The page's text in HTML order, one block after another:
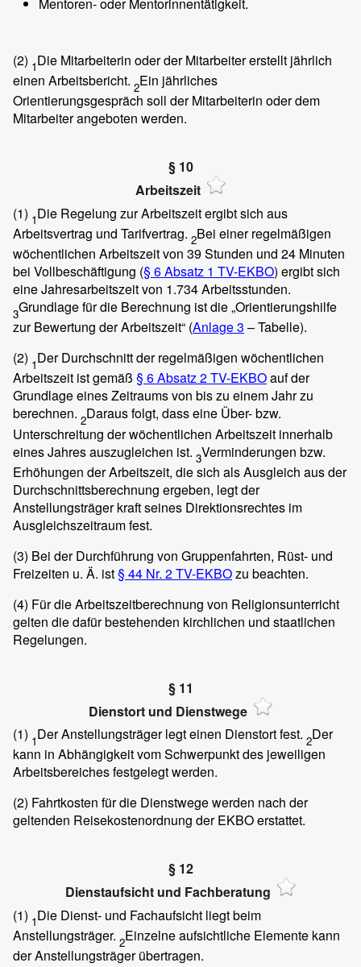
(2) 1Die Mitarbeiterin oder der Mitarbeiter erstellt jährlich
einen Arbeitsbericht. 2Ein jährliches
Orientierungsgespräch soll der Mitarbeiterin oder dem
Mitarbeiter angeboten werden.
§ 10
Arbeitszeit
(1) 1Die Regelung zur Arbeitszeit ergibt sich aus
Arbeitsvertrag und Tarifvertrag. 2Bei einer regelmäßigen
wöchentlichen Arbeitszeit von 39 Stunden und 24 Minuten
bei Vollbeschäftigung (§ 6 Absatz 1 TV-EKBO) ergibt sich
eine Jahresarbeitszeit von 1.734 Arbeitsstunden.
3Grundlage für die Berechnung ist die „Orientierungshilfe
zur Bewertung der Arbeitszeit“ (Anlage 3 – Tabelle).
(2) 1Der Durchschnitt der regelmäßigen wöchentlichen
Arbeitszeit ist gemäß § 6 Absatz 2 TV-EKBOauf der
Grundlage eines Zeitraums von bis zu einem Jahr zu
berechnen. 2Daraus folgt, dass eine Über- bzw.
Unterschreitung der wöchentlichen Arbeitszeit innerhalb
eines Jahres auszugleichen ist. 3Verminderungen bzw.
Erhöhungen der Arbeitszeit, die sich als Ausgleich aus der
Durchschnittsberechnung ergeben, legt der
Anstellungsträger kraft seines Direktionsrechtes im
Ausgleichszeitraum fest.
(3) Bei der Durchführung von Gruppenfahrten, Rüst- und
Freizeiten u. Ä. ist§ 44 Nr. 2 TV-EKBOzu beachten.
(4) Für die Arbeitszeitberechnung von Religionsunterricht
gelten die dafür bestehenden kirchlichen und staatlichen
Regelungen.
§ 11
Dienstort und Dienstwege
(1) 1Der Anstellungsträger legt einen Dienstort fest. 2Der
kann in Abhängigkeit vom Schwerpunkt des jeweiligen
Arbeitsbereiches festgelegt werden.
(2) Fahrtkosten für die Dienstwege werden nach der
geltenden Reisekostenordnung der EKBO erstattet.
§ 12
Dienstaufsicht und Fachberatung
(1) 1Die Dienst- und Fachaufsicht liegt beim
Anstellungsträger. 2Einzelne aufsichtliche Elemente kann
der Anstellungsträger übertragen.